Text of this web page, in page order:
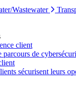
Wastewater
client
parcours de
sécurisent leurs